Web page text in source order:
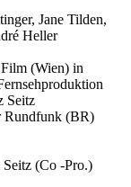
Jane Tilden,
Heller
(Wien) in
Seitz
Rundfunk (BR)
(Co -Pro.)